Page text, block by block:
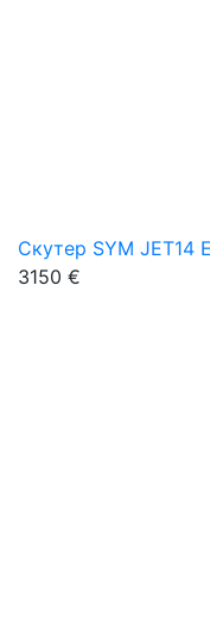
Скутер SYM JET14
3150 €